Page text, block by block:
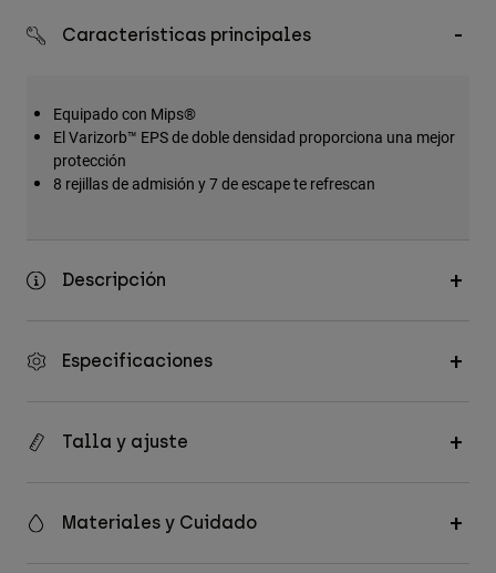
Gorras y Gorros
Ver todo
Características principales
Equipado con Mips®
El Varizorb™ EPS de doble densidad proporciona una mejor
protección
8 rejillas de admisión y 7 de escape te refrescan
Descripción
Especificaciones
Talla y ajuste
Materiales y Cuidado